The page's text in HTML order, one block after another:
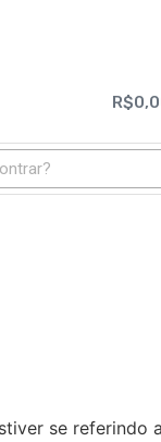
R$
se referindo